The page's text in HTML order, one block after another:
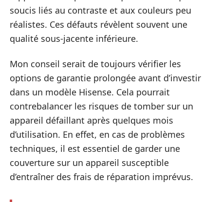
soucis liés au contraste et aux couleurs peu
réalistes. Ces défauts révèlent souvent une
qualité sous-jacente inférieure.
Mon conseil serait de toujours vérifier les
options de garantie prolongée avant d’investir
dans un modèle Hisense. Cela pourrait
contrebalancer les risques de tomber sur un
appareil défaillant après quelques mois
d’utilisation. En effet, en cas de problèmes
techniques, il est essentiel de garder une
couverture sur un appareil susceptible
d’entraîner des frais de réparation imprévus.